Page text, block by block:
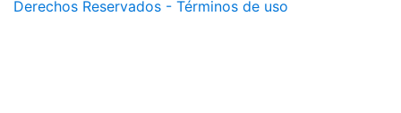
Derechos Reservados - Términos de uso